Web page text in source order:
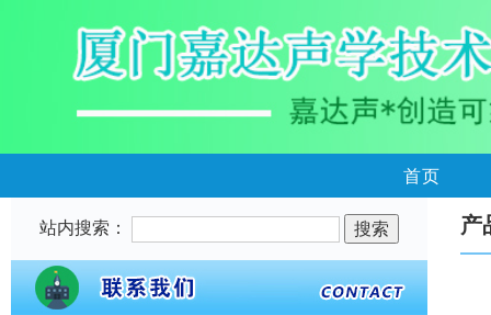
首页
站内搜索： 产